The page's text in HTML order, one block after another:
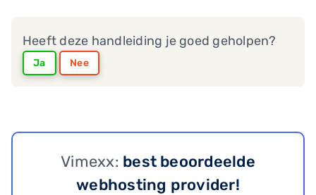
Heeft deze handleiding je goed geholpen?
Ja Nee
Vimexx: best beoordeelde
webhosting provider!